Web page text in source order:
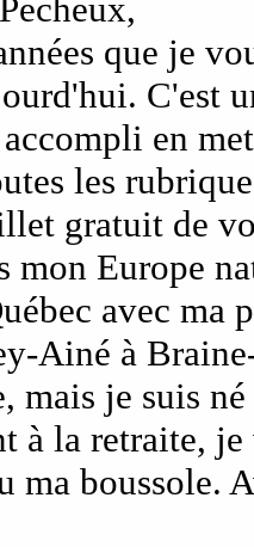
que je
C'est
en
les
gratuit de
mon Europe
avec ma
Ainé à
mais je suis
à la retraite,
ma boussole.